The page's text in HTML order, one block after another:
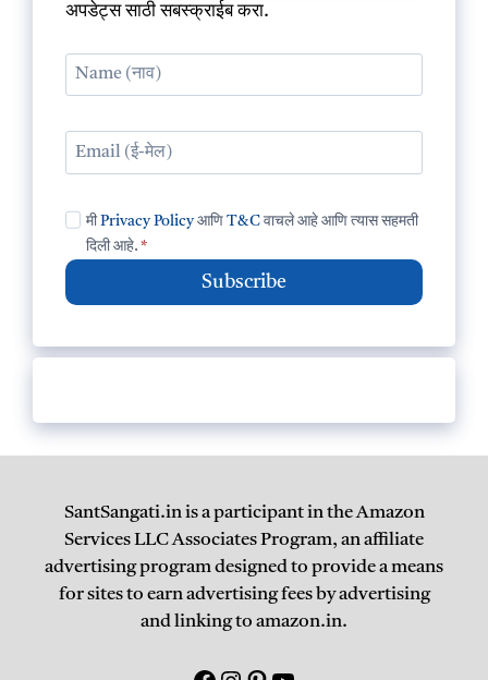
अपडेट्स साठी सबस्क्राईब करा.
मीPrivacy PolicyआणिT&C वाचले आहे आणि त्यास सहमती
दिली आहे. *
Subscribe
SantSangati.in is a participant in the Amazon
Services LLC Associates Program, an affiliate
advertising program designed to provide a means
for sites to earn advertising fees by advertising
and linking to amazon.in.